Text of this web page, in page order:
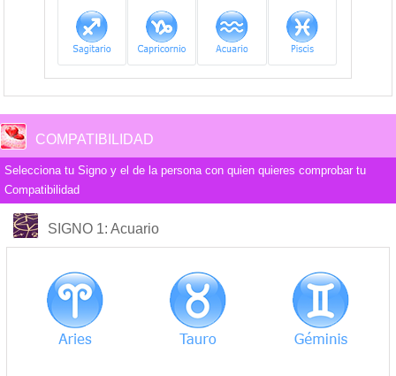
COMPATIBILIDAD
Selecciona tu Signo y el de la persona con quien quieres comprobar tu
Compatibilidad
SIGNO 1: Acuario